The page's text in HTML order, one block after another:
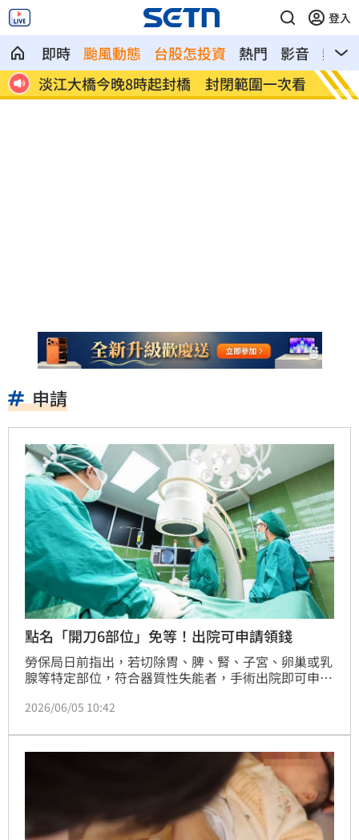
登入
即時 颱風動態 台股怎投資 熱門 影音
熱搜
看 林庭謙正式加盟台新戰神 簽下複數年約
漢光
了
申請
點名「開刀6部位」免等！出院可申請領錢
勞保局日前指出，若切除胃、脾、腎、子宮、卵巢或乳
腺等特定部位，符合器質性失能者，手術出院即可申請
勞保規定單側切除也能領。給付分為年金與一次金，請
2026/06/05 10:42